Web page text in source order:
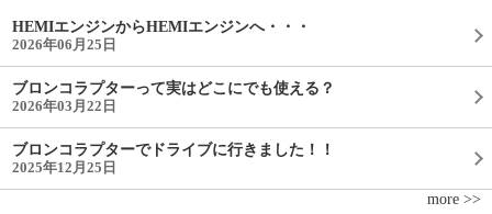
HEMIエンジンからHEMIエンジンへ・・・
2026年06月25日
ブロンコラプターって実はどこにでも使える？
2026年03月22日
ブロンコラプターでドライブに行きました！！
2025年12月25日
more >>